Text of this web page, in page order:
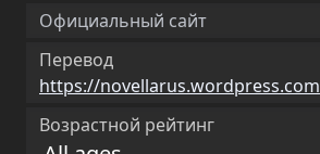
Официальный сайт
Перевод
https://novellarus.wordpress.com
Возрастной рейтинг